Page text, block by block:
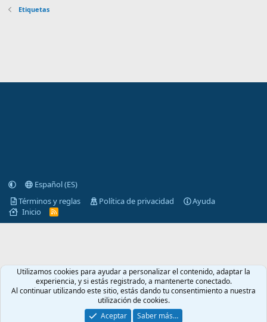
Etiquetas
Español (ES)
Términos y reglas
Política de privacidad
Ayuda
Inicio
R
Utilizamos cookies para ayudar a personalizar el contenido, adaptar la
experiencia, y si estás registrado, a mantenerte conectado.
Al continuar utilizando este sitio, estás dando tu consentimiento a nuestra
utilización de cookies.
Aceptar
Saber más…